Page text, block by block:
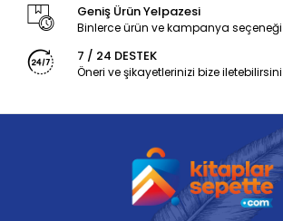
Geniş Ürün Yelpazesi
Binlerce ürün ve kampanya seçeneği
7 / 24 DESTEK
Öneri ve şikayetlerinizi bize